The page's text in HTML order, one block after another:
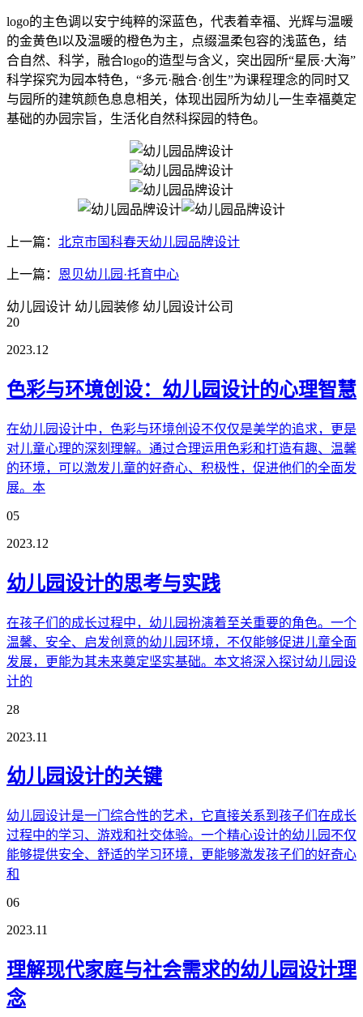
logo的主色调以安宁纯粹的深蓝色，代表着幸福、光辉与温暖
的金黄色l以及温暖的橙色为主，点缀温柔包容的浅蓝色，结
合自然、科学，融合logo的造型与含义，突出园所“星辰·大海”
科学探究为园本特色，“多元·融合·创生”为课程理念的同时又
与园所的建筑颜色息息相关，体现出园所为幼儿一生幸福奠定
基础的办园宗旨，生活化自然科探园的特色。
上一篇： 北京市国科春天幼儿园品牌设计
上一篇： 恩贝幼儿园·托育中心
幼儿园设计 幼儿园装修 幼儿园设计公司
20
2023.12
色彩与环境创设：幼儿园设计的心理智慧
在幼儿园设计中，色彩与环境创设不仅仅是美学的追求，更是
对儿童心理的深刻理解。通过合理运用色彩和打造有趣、温馨
的环境，可以激发儿童的好奇心、积极性，促进他们的全面发
展。本
05
2023.12
幼儿园设计的思考与实践
在孩子们的成长过程中，幼儿园扮演着至关重要的角色。一个
温馨、安全、启发创意的幼儿园环境，不仅能够促进儿童全面
发展，更能为其未来奠定坚实基础。本文将深入探讨幼儿园设
计的
28
2023.11
幼儿园设计的关键
幼儿园设计是一门综合性的艺术，它直接关系到孩子们在成长
过程中的学习、游戏和社交体验。一个精心设计的幼儿园不仅
能够提供安全、舒适的学习环境，更能够激发孩子们的好奇心
和
06
2023.11
理解现代家庭与社会需求的幼儿园设计理
念